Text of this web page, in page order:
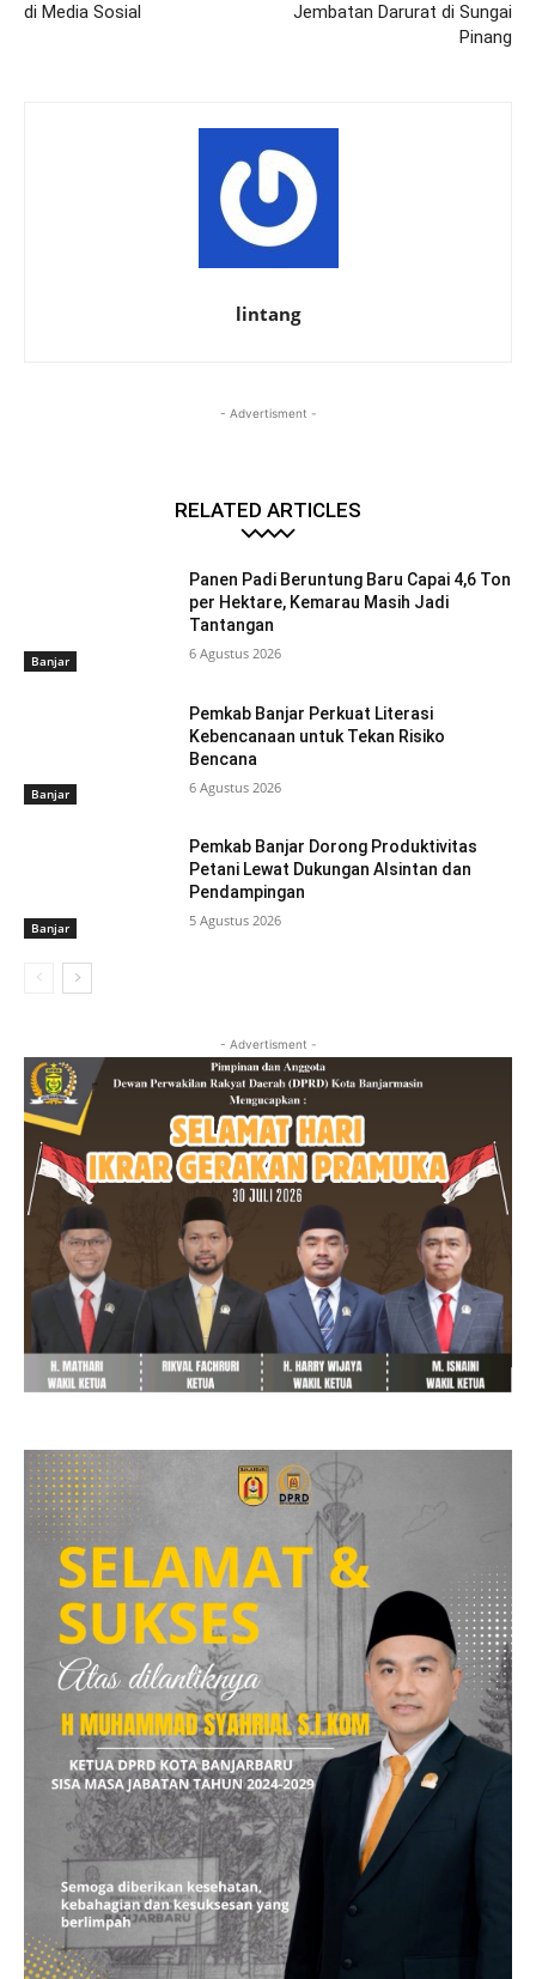
di Media Sosial
Jembatan Darurat di Sungai
Pinang
lintang
- Advertisment -
RELATED ARTICLES
Banjar
Panen Padi Beruntung Baru Capai 4,6 Ton
per Hektare, Kemarau Masih Jadi
Tantangan
6 Agustus 2026
Banjar
Pemkab Banjar Perkuat Literasi
Kebencanaan untuk Tekan Risiko
Bencana
6 Agustus 2026
Banjar
Pemkab Banjar Dorong Produktivitas
Petani Lewat Dukungan Alsintan dan
Pendampingan
5 Agustus 2026
- Advertisment -